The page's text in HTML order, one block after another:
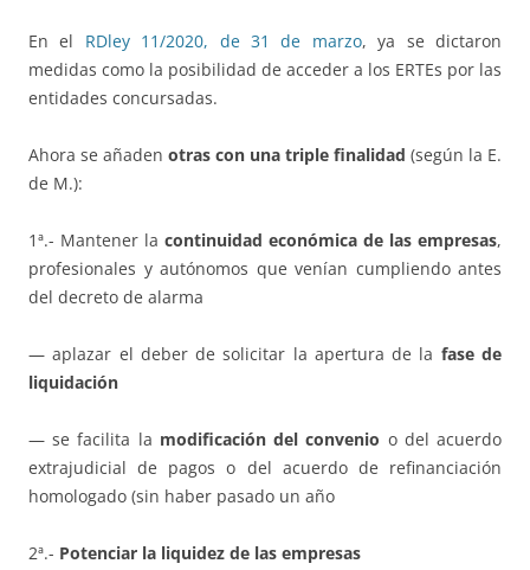
En el RDley 11/2020, de 31 de marzo, ya se dictaron
medidas como la posibilidad de acceder a los ERTEs por las
entidades concursadas.
Ahora se añaden otras con una triple finalidad (según la E.
de M.):
1ª.- Mantener la continuidad económica de las empresas,
profesionales y autónomos que venían cumpliendo antes
del decreto de alarma
— aplazar el deber de solicitar la apertura de la fase de
liquidación
— se facilita la modificación del convenio o del acuerdo
extrajudicial de pagos o del acuerdo de refinanciación
homologado (sin haber pasado un año
2ª.- Potenciar la liquidez de las empresas